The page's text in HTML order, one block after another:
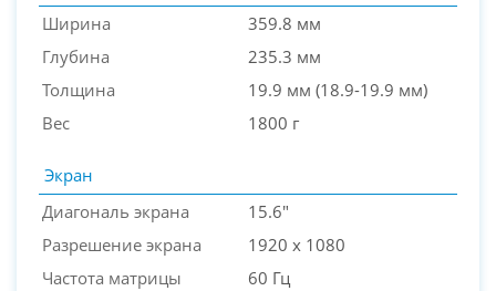
Ширина
359.8 мм
Глубина
235.3 мм
Толщина
19.9 мм (18.9-19.9 мм)
Вес
1800 г
Экран
Диагональ экрана
15.6"
Разрешение экрана
1920 x 1080
Частота матрицы
60 Гц